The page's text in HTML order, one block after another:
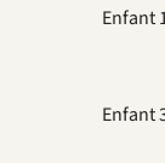
Enfant
Enfant